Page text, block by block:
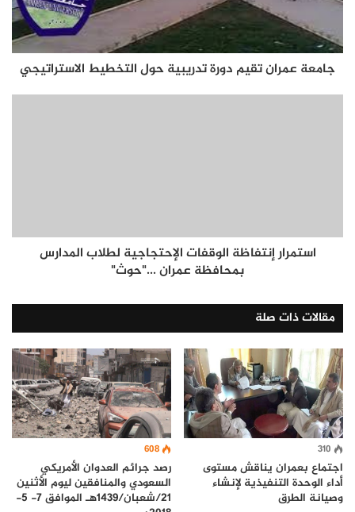
جامعة عمران تقيم دورة تدريبية حول التخطيط الاستراتيجي
استمرار إنتفاظة الوقفات الإحتجاجية لطلاب المدارس
بمحافظة عمران ..."حوث"
مقالات ذات صلة
310
اجتماع بعمران يناقش مستوى
أداء الوحدة التنفيذية لإنشاء
وصيانة الطرق
608
رصد جرائم العدوان الأمريكي
السعودي والمنافقين ليوم الأثنين
21/شعبان/1439هـ الموافق 7- 5-